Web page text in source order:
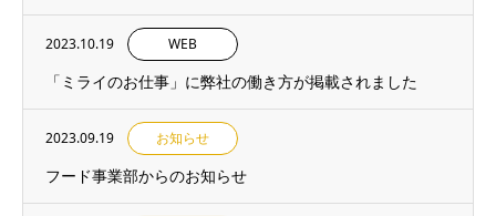
2023.10.19 WEB
「ミライのお仕事」に弊社の働き方が掲載されました
2023.09.19 お知らせ
フード事業部からのお知らせ